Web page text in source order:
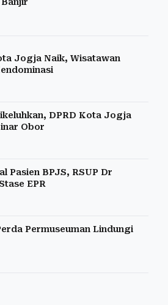
Jogja Naik, Wisatawan
DPRD Kota Jogja
Obor
Pasien BPJS, RSUP Dr
EPR
Permuseuman Lindungi